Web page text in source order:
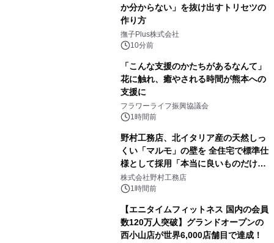
か分からない」を抜け出すトリセツの
作り方
撫子Plus株式会社
10分前
「こんな支援のかたちがあるなんて」
花に触れ、癒やされる時間が熊本への
支援に
フラワーライフ振興協議会
1時間前
野村工務店、北イタリア産の天然しっ
くい「マルモ」の壁を 全住宅で標準仕
様として採用「本当に良いものだけに
こだわる」
株式会社野村工務店
1時間前
【エニタイムフィットネス 国内の会員
数120万人突破】グランドオープンの
西小山店が世界6,000店舗目で達成！